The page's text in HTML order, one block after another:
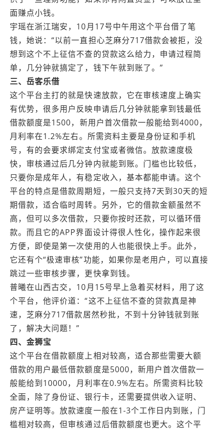
面赚点小钱。
宇瑶在浙江‌瑞安，10月17号中午用这个平台借了笔
钱，她说：“以前一直担心芝麻分717借款会被拒，没
想到这个不上征信不查的贷款这么给力，申请过程简
单，几分钟就搞定了，钱下午就到账了。”
三、岳客乐借
这个平台主打的就是快速放款，它在审核速度上确实
有优势，很多用户反映申请后几分钟就能拿到钱最低
借款额度是1500，新用户首次借款一般能给到4000，
月利率在1.2%左右。所需资料主要是身份证和手机
号，有的会要求绑定支付宝或者微信。放款速度极
快，审核通过后几分钟内就能到账。门槛也比较低，
只要你是成年人，有稳定收入，基本都能申请。这个
平台的特点是借款周期短，一般只支持7天到30天的短
期借款，适合临时周转。另外，它的借款金额虽然不
高，但可以多次借款，只要你按时还款，可以循环借
款。而且它的APP界面设计得很人性化，操作起来很
方便，即使是第一次使用的人也能很快上手。此外，
它还有个“极速审核”功能，如果你是老用户，可以直接
跳过一些审核步骤，更快拿到钱。
普曦在山西‌古交，10月15号早上急着买材料，用了这
个平台，他评价道：“这不上征信不查的贷款真是神
速，芝麻分717借款居然秒批，不到十分钟钱就到账
了，解决大问题！”
四、金狮宝
这个平台在借款额度上相对较高，适合那些需要大额
借款的用户最低借款额度是5000，新用户首次借款一
般能给到10000，月利率在0.9%左右。所需资料比较
全面，除了身份证、银行卡，还需要提供收入证明、
房产证明等。放款速度一般在1-3个工作日内到账，门
槛相对较高，但审核通过后借款额度也更大。这个平